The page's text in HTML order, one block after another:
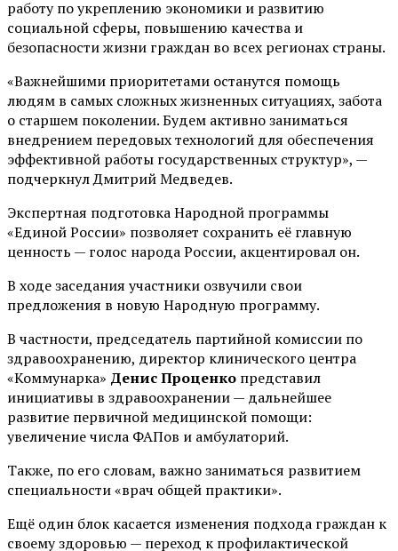
работу по укреплению экономики и развитию
социальной сферы, повышению качества и
безопасности жизни граждан во всех регионах страны.
«Важнейшими приоритетами останутся помощь
людям в самых сложных жизненных ситуациях, забота
о старшем поколении. Будем активно заниматься
внедрением передовых технологий для обеспечения
эффективной работы государственных структур», —
подчеркнул Дмитрий Медведев.
Экспертная подготовка Народной программы
«Единой России» позволяет сохранить её главную
ценность — голос народа России, акцентировал он.
В ходе заседания участники озвучили свои
предложения в новую Народную программу.
В частности, председатель партийной комиссии по
здравоохранению, директор клинического центра
«Коммунарка» Денис Проценко представил
инициативы в здравоохранении — дальнейшее
развитие первичной медицинской помощи:
увеличение числа ФАПов и амбулаторий.
Также, по его словам, важно заниматься развитием
специальности «врач общей практики».
Ещё один блок касается изменения подхода граждан к
своему здоровью — переход к профилактической